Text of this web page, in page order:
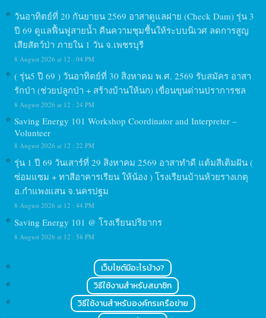
วันอาทิตย์ที่ 20 กันยายน 2569 อาสาดูแลฝาย (Check Dam) รุ่น 3
ปี 69 ดูแลฟื้นฟูสายน้ำ คืนความชุมชื้นให้ระบบนิเวศ ลดการสูญ
เสียสัตว์ป่า ภายใน 1 วัน จ.เพชรบุรี
8 August 2026 at 12 : 04 PM
( รุ่น5 ปี 69 ) วันอาทิตย์ที่ 30 สิงหาคม พ.ศ. 2569 รับสมัคร อาสา
รักป่า (ช่วยปลูกป่า + สร้างบ้านให้นก) เขื่อนขุนด่านปราการชล
8 August 2026 at 12 : 24 PM
Saving Energy 101 Workshop Coordinator and Interpreter –
Volunteer
8 August 2026 at 12 : 22 PM
รุ่น 1 ปี 69 วันเสาร์ที่ 29 สิงหาคม 2569 อาสาทำดี แต้มสีเติมฝัน (
ซ่อมแซม + ทาสีอาคารเรียน ให้น้อง ) โรงเรียนบ้านห้วยรางเกตุ
อ.กำแพงแสน จ.นครปฐม
8 August 2026 at 12 : 44 PM
Saving Energy 101 @ โรงเรียนปริยากร
8 August 2026 at 12 : 58 PM
เว็บไซต์มีอะไรบ้าง?
วิธีใช้งานสำหรับสมาชิก
วิธีใช้งานสำหรับองค์กรเครือข่าย